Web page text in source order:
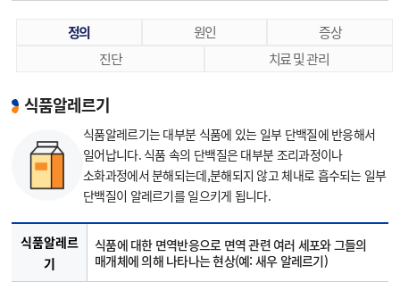
정의 원인
증상
진단
치료 및 관리
식품알레르기
식품알레르기는 대부분 식품에 있는 일부 단백질에 반응해서
일어납니다. 식품 속의 단백질은 대부분 조리과정이나
소화과정에서 분해되는데,분해되지 않고 체내로 흡수되는 일부
단백질이 알레르기를 일으키게 됩니다.
식품알레르
기
식품에 대한 면역반응으로 면역 관련 여러 세포와 그들의
매개체에 의해 나타나는 현상(예: 새우 알레르기)